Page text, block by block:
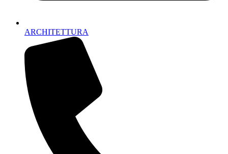
ARCHITETTURA